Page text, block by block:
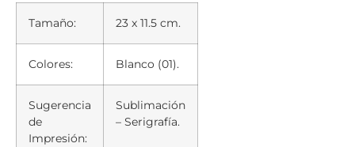
Tamaño: 23 x 11.5 cm.
Colores: Blanco (01).
Sugerencia
de
Impresión:
Sublimación
– Serigrafía.